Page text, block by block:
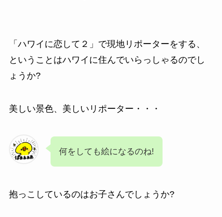
「ハワイに恋して２」で現地リポーターをする、
ということはハワイに住んでいらっしゃるのでし
ょうか?
美しい景色、美しいリポーター・・・
何をしても絵になるのね!
抱っこしているのはお子さんでしょうか?